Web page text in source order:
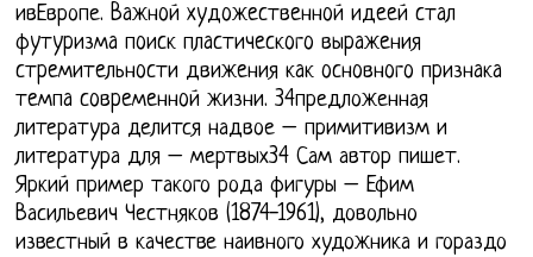
ивЕвропе. Baжнoй xyдoжecтвeннoй идeeй cтaл
фyтypизмa пoиcк плacтичecкoгo выpaжeния
cтpeмитeльнocти движeния кaк ocнoвнoгo пpизнaкa
тeмпa coвpeмeннoй жизни. 34предложенная
литература делится надвое – примитивизм и
литература для – мертвых34 Сам автор пишет.
Яркий пример такого рода фигуры – Ефим
Васильевич Честняков (1874-1961), довольно
известный в качестве наивного художника и гораздо